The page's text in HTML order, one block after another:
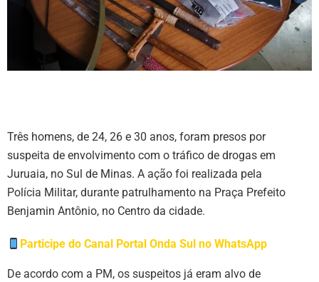
Três homens, de 24, 26 e 30 anos, foram presos por
suspeita de envolvimento com o tráfico de drogas em
Juruaia, no Sul de Minas. A ação foi realizada pela
Polícia Militar, durante patrulhamento na Praça Prefeito
Benjamin Antônio, no Centro da cidade.
Participe do Canal Portal Onda Sul no WhatsApp
De acordo com a PM, os suspeitos já eram alvo de